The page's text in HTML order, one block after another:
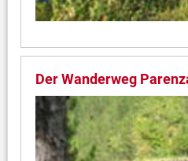
Der Wanderweg